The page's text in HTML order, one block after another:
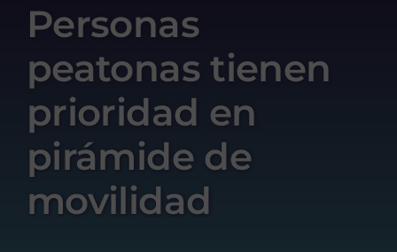
Transparencia
Servicios / Programas
Comunicación
Personas
peatonas tienen
prioridad en
pirámide de
movilidad